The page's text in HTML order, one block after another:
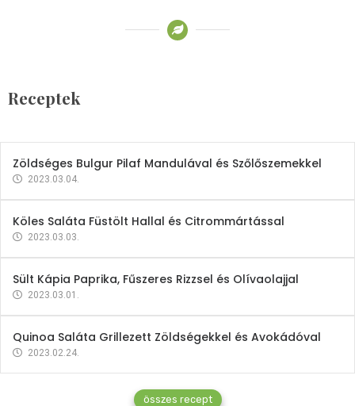
Receptek
2023.03.06.
Zöldséges Bulgur Pilaf Mandulával és Szőlőszemekkel
2023.03.04.
Köles Saláta Füstölt Hallal és Citrommártással
2023.03.03.
Sült Kápia Paprika, Fűszeres Rizzsel és Olívaolajjal
2023.03.01.
Quinoa Saláta Grillezett Zöldségekkel és Avokádóval
2023.02.24.
összes recept
Gyógynövények